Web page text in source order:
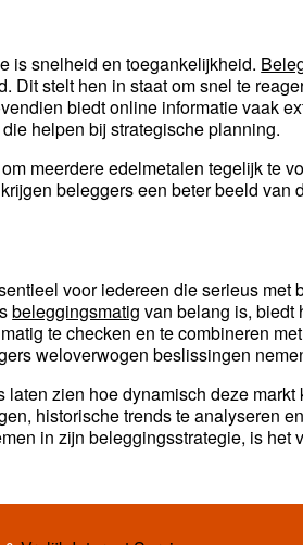
is snelheid en toegankelijkheid.
Dit stelt hen in staat om snel te
biedt online informatie vaak
helpen bij strategische planning.
meerdere edelmetalen tegelijk te
beleggers een beter beeld van
voor iedereen die serieus met
beleggingsmatig van belang is, biedt
te checken en te combineren
weloverwogen beslissingen
zien hoe dynamisch deze
historische trends te analyseren
in zijn beleggingsstrategie, is het